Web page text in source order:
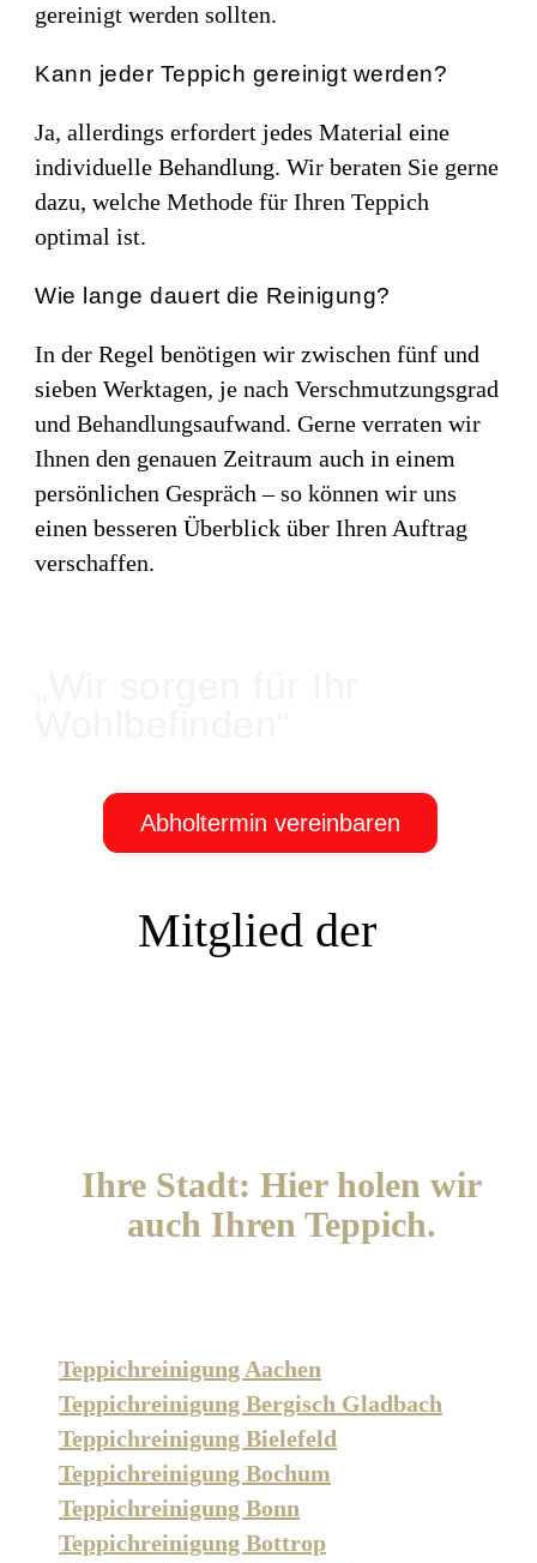
gereinigt werden sollten.
Kann jeder Teppich gereinigt werden?
Ja, allerdings erfordert jedes Material eine
individuelle Behandlung. Wir beraten Sie gerne
dazu, welche Methode für Ihren Teppich
optimal ist.
Wie lange dauert die Reinigung?
In der Regel benötigen wir zwischen fünf und
sieben Werktagen, je nach Verschmutzungsgrad
und Behandlungsaufwand. Gerne verraten wir
Ihnen den genauen Zeitraum auch in einem
persönlichen Gespräch – so können wir uns
einen besseren Überblick über Ihren Auftrag
verschaffen.
Abholtermin vereinbaren
Mitglied der
Ihre Stadt: Hier holen wir
auch Ihren Teppich.
Teppichreinigung Aachen
Teppichreinigung Bergisch Gladbach
Teppichreinigung Bielefeld
Teppichreinigung Bochum
Teppichreinigung Bonn
Teppichreinigung Bottrop